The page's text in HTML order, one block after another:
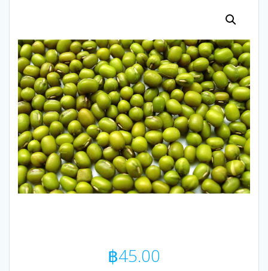
฿45.00